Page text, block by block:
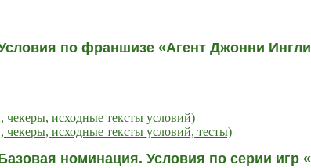
по франшизе «Агент Джонни
исходные тексты условий)
исходные тексты условий, тесты)
номинация. Условия по серии игр